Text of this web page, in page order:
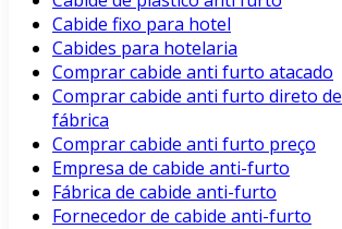
Cabide fixo para hotel
Cabides para hotelaria
Comprar cabide anti furto atacado
Comprar cabide anti furto direto de
fábrica
Comprar cabide anti furto preço
Empresa de cabide anti-furto
Fábrica de cabide anti-furto
Fornecedor de cabide anti-furto